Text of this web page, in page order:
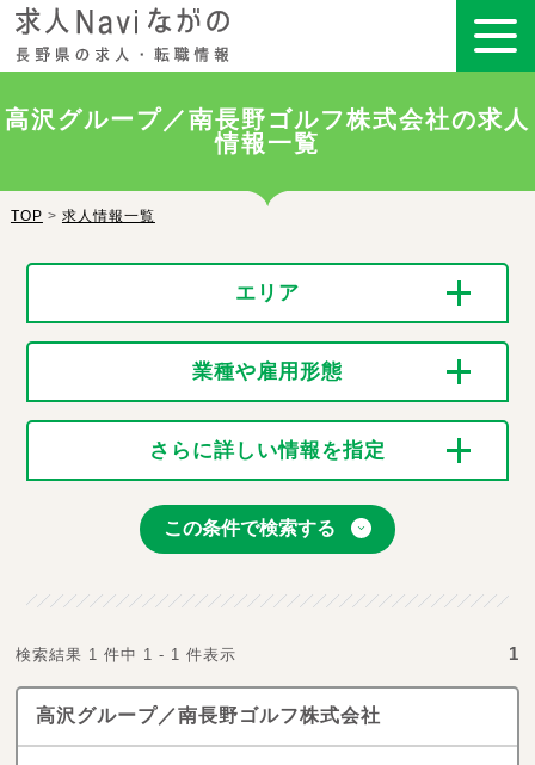
高沢グループ／南長野ゴルフ株式会社の求人
情報一覧
TOP > 求人情報一覧
エリア
業種や雇用形態
さらに詳しい情報を指定
この条件で検索する
検索結果 1 件中 1 - 1 件表示 1
高沢グループ／南長野ゴルフ株式会社